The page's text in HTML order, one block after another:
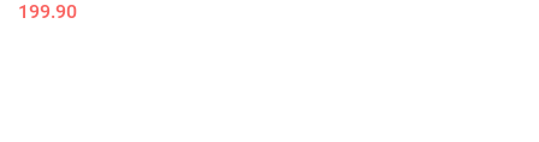
199.90